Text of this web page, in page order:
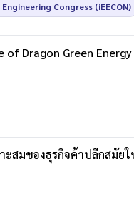
Congress (iEECON)
Dragon Green
มของธุรกิจค้าปลีกสมัยใ